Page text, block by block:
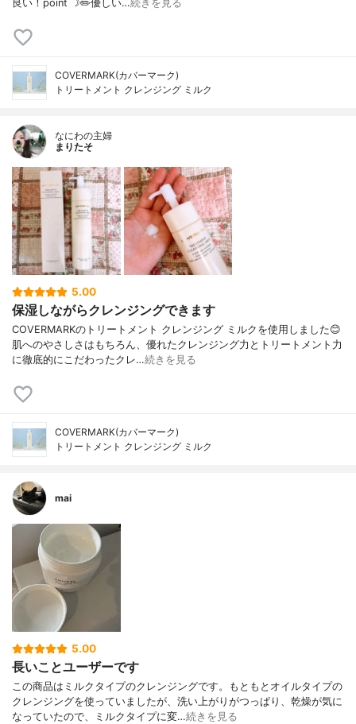
良い！point ☽✏️優しい…続きを見る
COVERMARK(カバーマーク)
トリートメント クレンジング ミルク
なにわの主婦
まりたそ
5.00
保湿しながらクレンジングできます
COVERMARKのトリートメント クレンジング ミルクを使用しました😊
肌へのやさしさはもちろん、優れたクレンジング力とトリートメント力
に徹底的にこだわったクレ…続きを見る
COVERMARK(カバーマーク)
トリートメント クレンジング ミルク
mai
5.00
長いことユーザーです
この商品はミルクタイプのクレンジングです。もともとオイルタイプの
クレンジングを使っていましたが、洗い上がりがつっぱり、乾燥が気に
なっていたので、ミルクタイプに変…続きを見る